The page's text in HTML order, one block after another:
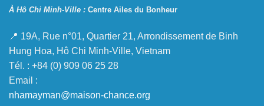
À Hô Chi Minh-Ville : Centre Ailes du Bonheur
📍 19A, Rue n°01, Quartier 21, Arrondissement de Binh
Hung Hoa, Hô Chi Minh-Ville, Vietnam
Tél. : +84 (0) 909 06 25 28
Email :
nhamayman@maison-chance.org